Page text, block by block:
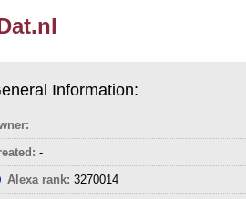
Information:
-
Alexa rank: 3270014